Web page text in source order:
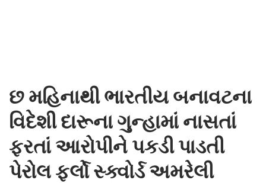
છ મહિનાથી ભારતીય બનાવટના
વિદેશી દારૂના ગુન્હામાં નાસતાં
ફરતાં આરોપીને પકડી પાડતી
પેરોલ ફર્લો સ્ક્વોર્ડ અમરેલી